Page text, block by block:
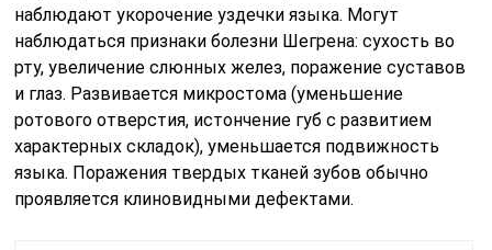
наблюдают укорочение уздечки языка. Могут
наблюдаться признаки болезни Шегрена: сухость во
рту, увеличение слюнных желез, поражение суставов
и глаз. Развивается микростома (уменьшение
ротового отверстия, истончение губ с развитием
характерных складок), уменьшается подвижность
языка. Поражения твердых тканей зубов обычно
проявляется клиновидными дефектами.